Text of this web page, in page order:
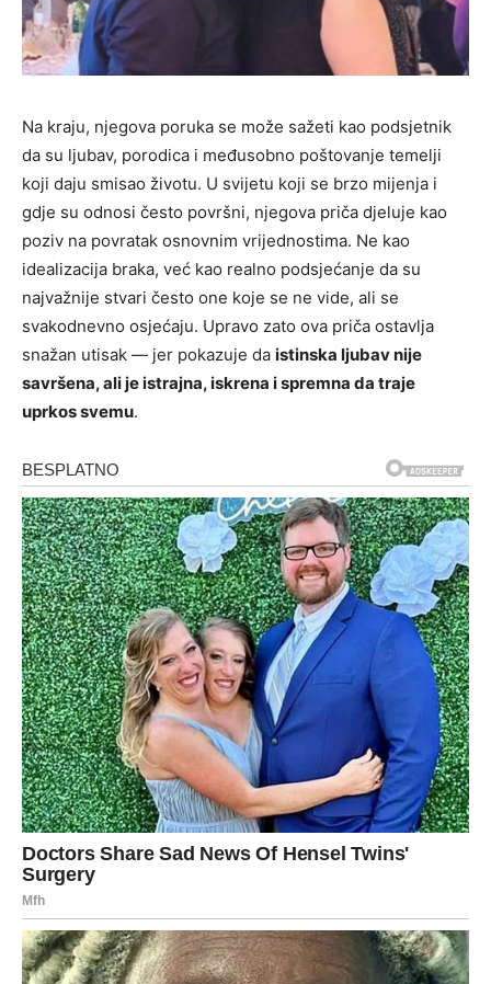
Na kraju, njegova poruka se može sažeti kao podsjetnik
da su ljubav, porodica i međusobno poštovanje temelji
koji daju smisao životu. U svijetu koji se brzo mijenja i
gdje su odnosi često površni, njegova priča djeluje kao
poziv na povratak osnovnim vrijednostima. Ne kao
idealizacija braka, već kao realno podsjećanje da su
najvažnije stvari često one koje se ne vide, ali se
svakodnevno osjećaju. Upravo zato ova priča ostavlja
snažan utisak — jer pokazuje da istinska ljubav nije
savršena, ali je istrajna, iskrena i spremna da traje
uprkos svemu.